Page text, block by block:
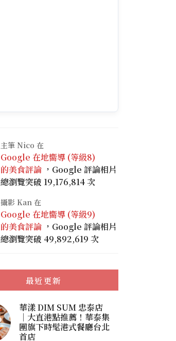
主筆 Nico 在
Google 在地嚮導 (等級8)
的美食評論 ，Google 評論相片
總瀏覽突破 19,176,814 次
攝影 Kan 在
Google 在地嚮導 (等級9)
的美食評論 ，Google 評論相片
總瀏覽突破 49,892,619 次
最近更新
華漾 DIM SUM 忠泰店
｜大直港點推薦！華泰集
團旗下時髦港式餐廳台北
首店